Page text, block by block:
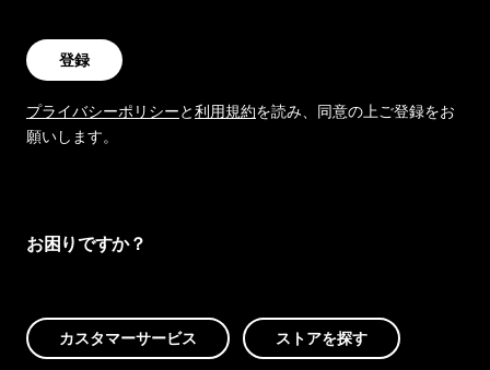
登録
プライバシーポリシーと利用規約を読み、同意の上ご登録をお
願いします。
お困りですか？
カスタマーサービス ストアを探す